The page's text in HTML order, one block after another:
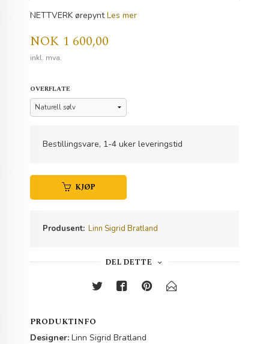
NETTVERK ørepyntLes mer
Pris
NOK 1 600,00
inkl. mva.
OVERFLATE
Bestillingsvare, 1-4 uker leveringstid
KJØP
Produsent: Linn Sigrid Bratland
DEL DETTE
PRODUKTINFO
Designer: Linn Sigrid Bratland